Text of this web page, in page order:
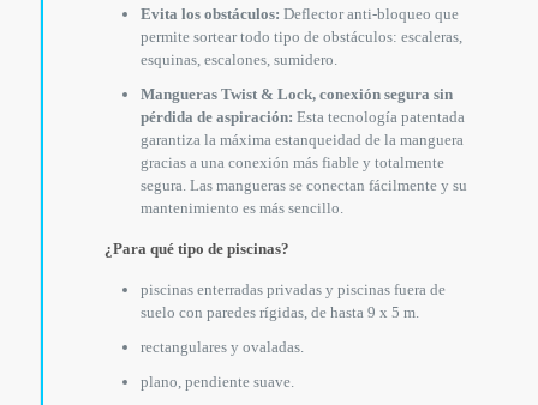
Evita los obstáculos: Deflector anti-bloqueo que
permite sortear todo tipo de obstáculos: escaleras,
esquinas, escalones, sumidero.
Mangueras Twist & Lock, conexión segura sin
pérdida de aspiración: Esta tecnología patentada
garantiza la máxima estanqueidad de la manguera
gracias a una conexión más fiable y totalmente
segura. Las mangueras se conectan fácilmente y su
mantenimiento es más sencillo.
¿Para qué tipo de piscinas?
piscinas enterradas privadas y piscinas fuera de
suelo con paredes rígidas, de hasta 9 x 5 m.
rectangulares y ovaladas.
plano, pendiente suave.